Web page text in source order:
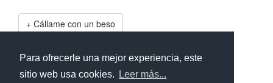
Para ofrecerle una mejor experiencia, este
sitio web usa cookies.
Leer más...
Cállame con un beso
Frases deCállame con un beso